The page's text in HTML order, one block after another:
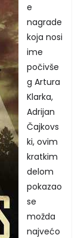
e
nagrade
koja nosi
ime
počivše
g Artura
Klarka,
Adrijan
Čajkovs
ki, ovim
kratkim
delom
pokazao
se
možda
najvećo